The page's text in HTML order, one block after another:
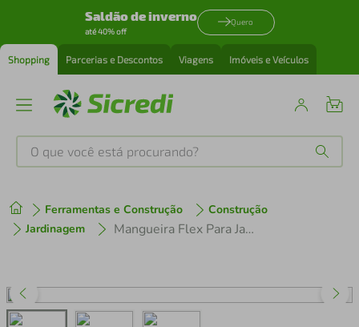
Saldão de inverno
até 40% off
Quero
Shopping Parcerias e Descontos Viagens Imóveis e Veículos
O que você está procurando?
Ferramentas e Construção
Construção
Jardinagem
Mangueira Flex Para Jardim Tramontina em PVC Verde com Faixa Preta 4 Camadas 10m
1º tenis
3º perfume